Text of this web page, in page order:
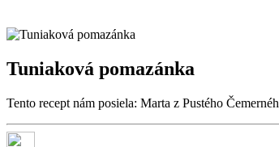
Tuniaková pomazánka
Tento recept nám posiela: Marta z Pustého